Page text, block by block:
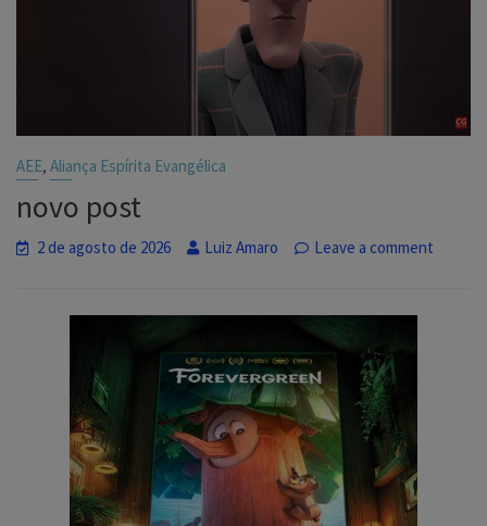
AEE,Aliança Espírita Evangélica
novo post
2 de agosto de 2026 Luiz Amaro Leave a comment